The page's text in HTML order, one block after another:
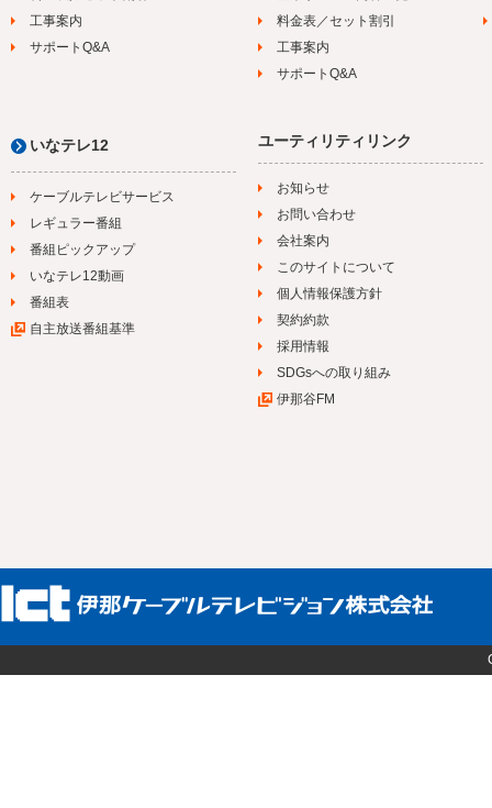
工事案内
サポートQ&A
料金表／セット割引
工事案内
サポートQ&A
いなテレ12
ケーブルテレビサービス
レギュラー番組
番組ピックアップ
いなテレ12動画
番組表
自主放送番組基準
ユーティリティリンク
お知らせ
お問い合わせ
会社案内
このサイトについて
個人情報保護方針
契約約款
採用情報
SDGsへの取り組み
伊那谷FM